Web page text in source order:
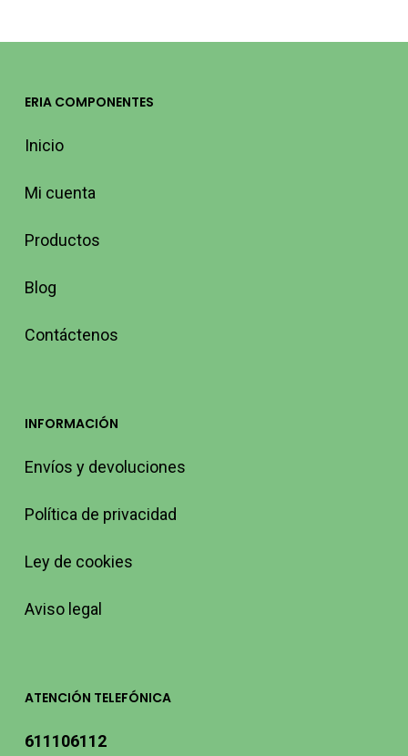
ERIA COMPONENTES
Inicio
Mi cuenta
Productos
Blog
Contáctenos
INFORMACIÓN
Envíos y devoluciones
Política de privacidad
Ley de cookies
Aviso legal
ATENCIÓN TELEFÓNICA
611106112